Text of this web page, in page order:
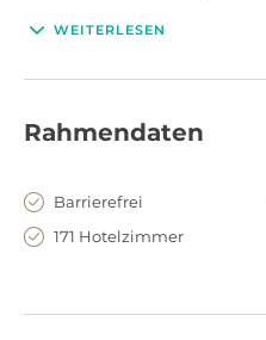
Ambiente für
WEITERLESEN
Rahmendaten
Barrierefrei
171 Hotelzimmer